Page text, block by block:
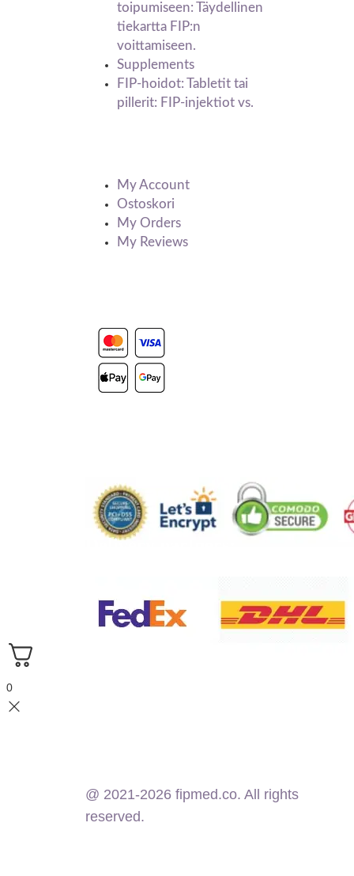
toipumiseen: Täydellinen
tiekartta FIP:n
voittamiseen.
Supplements
FIP-hoidot: Tabletit tai
pillerit: FIP-injektiot vs.
My Account
Ostoskori
My Orders
My Reviews
Delivery partners:
@ 2021-2026 fipmed.co. All rights
reserved.
0